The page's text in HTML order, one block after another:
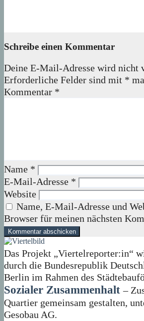
Schreibe einen Kommentar
Deine E-Mail-Adresse wird nicht
Erforderliche Felder sind mit *
Kommentar *
Name *
E-Mail-Adresse *
Website
Name, E-Mail-Adresse und
Browser für meinen nächsten
Das Projekt „Viertelreporter:in“
durch die Bundesrepublik
Berlin im Rahmen des
Sozialer Zusammenhalt –
Quartier gemeinsam gestalten,
Gesobau AG.